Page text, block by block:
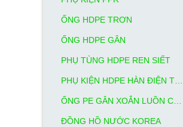
ỐNG HDPE TRƠN
ỐNG HDPE GÂN
PHỤ TÙNG HDPE REN SIẾT
ĐỒNG HỒ NƯỚC KOREA